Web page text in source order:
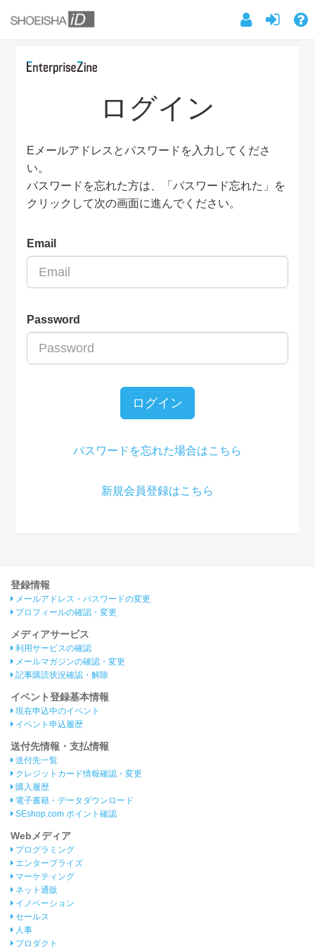
ログイン
Eメールアドレスとパスワードを入力してくださ
い。
パスワードを忘れた方は、「パスワード忘れた」を
クリックして次の画面に進んでください。
Email
Password
ログイン
パスワードを忘れた場合はこちら
新規会員登録はこちら
登録情報
メールアドレス・パスワードの変更
プロフィールの確認・変更
メディアサービス
利用サービスの確認
メールマガジンの確認・変更
記事購読状況確認・解除
イベント登録基本情報
現在申込中のイベント
イベント申込履歴
送付先情報・支払情報
送付先一覧
クレジットカード情報確認・変更
購入履歴
電子書籍・データダウンロード
SEshop.com ポイント確認
Webメディア
プログラミング
エンタープライズ
マーケティング
ネット通販
イノベーション
セールス
人事
プロダクト